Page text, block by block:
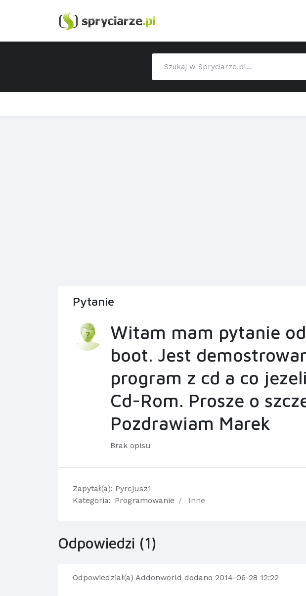
Pytanie
Witam mam pytanie
boot. Jest
program z cd a co
Cd-Rom. Prosze o
Pozdrawiam Marek
Brak opisu
Zapytał(a): Pyrcjusz1
Kategoria: Programowanie Inne
Odpowiedzi (1)
Odpowiedział(a) Addonworld dodano 2014-06-28 12:22